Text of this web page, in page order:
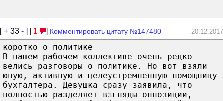
[+ 33 - ] [ 1 ] Комментировать цитату №147480 20.12.2017
коротко о политике
В нашем рабочем коллективе очень редко
велись разговоры о политике. Но вот взяли
юную, активную и целеустремленную помощницу
бухгалтера. Девушка сразу заявила, что
полностью разделяет взгляды оппозиции,